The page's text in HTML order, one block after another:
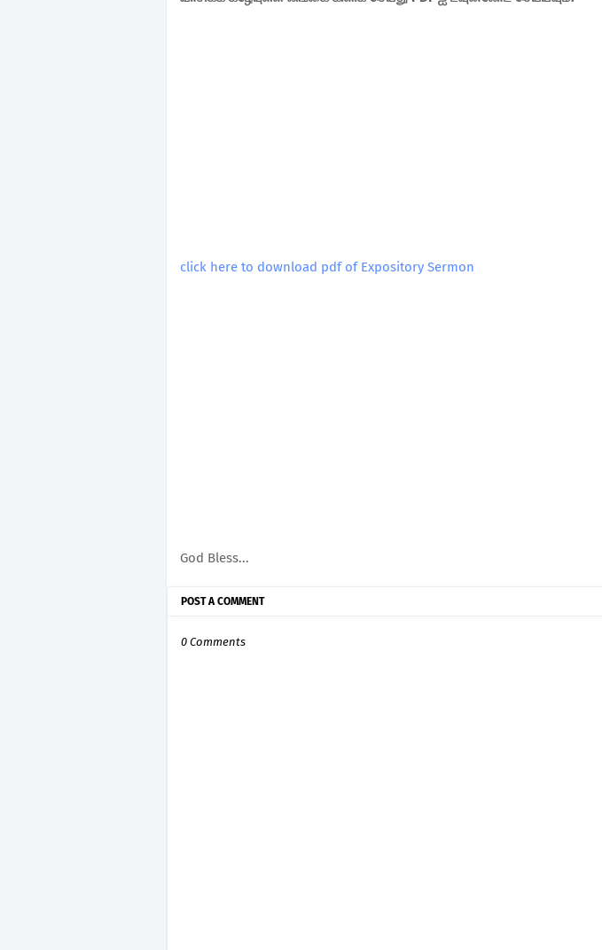
click here to download pdf of Expository Sermon
God Bless...
POST A COMMENT
0 Comments